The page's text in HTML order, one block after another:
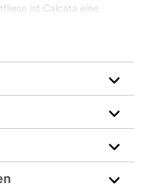
ist Calcata eine
ideal für Bad und WC
Bodenflesen und
Nutzen Sie den